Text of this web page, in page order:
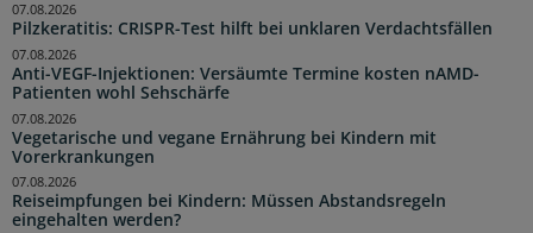
Pilzkeratitis: CRISPR-Test hilft bei unklaren Verdachtsfällen
07.08.2026
Anti-VEGF-Injektionen: Versäumte Termine kosten nAMD-
Patienten wohl Sehschärfe
07.08.2026
Vegetarische und vegane Ernährung bei Kindern mit
Vorerkrankungen
07.08.2026
Reiseimpfungen bei Kindern: Müssen Abstandsregeln
eingehalten werden?
07.08.2026